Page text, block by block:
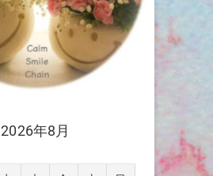
2026年8月